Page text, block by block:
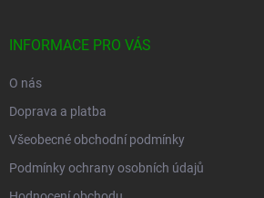
INFORMACE PRO VÁS
O nás
Doprava a platba
Všeobecné obchodní podmínky
Podmínky ochrany osobních údajů